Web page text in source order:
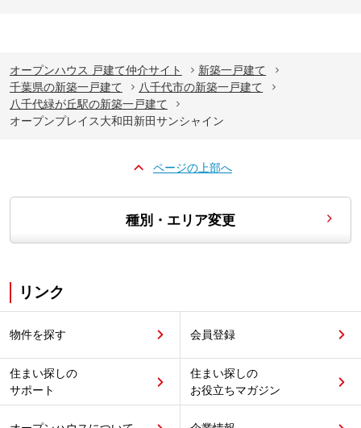
オープンハウス 戸建て仲介サイト
新築一戸建て
千葉県の新築一戸建て
八千代市の新築一戸建て
八千代緑が丘駅の新築一戸建て
オープンプレイス大和田新田サンシャイン
ページの上部へ
種別・エリア変更
リンク
物件を探す 会員登録
住まい探しの
サポート
住まい探しの
お役立ちマガジン